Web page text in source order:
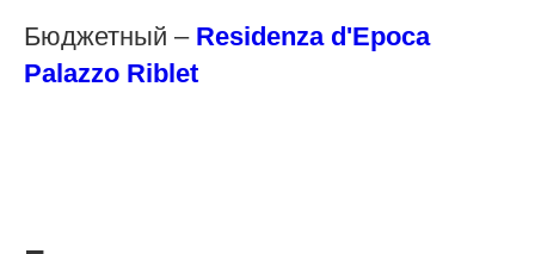
Бюджетный – Residenza d'Epoca
Palazzo Riblet